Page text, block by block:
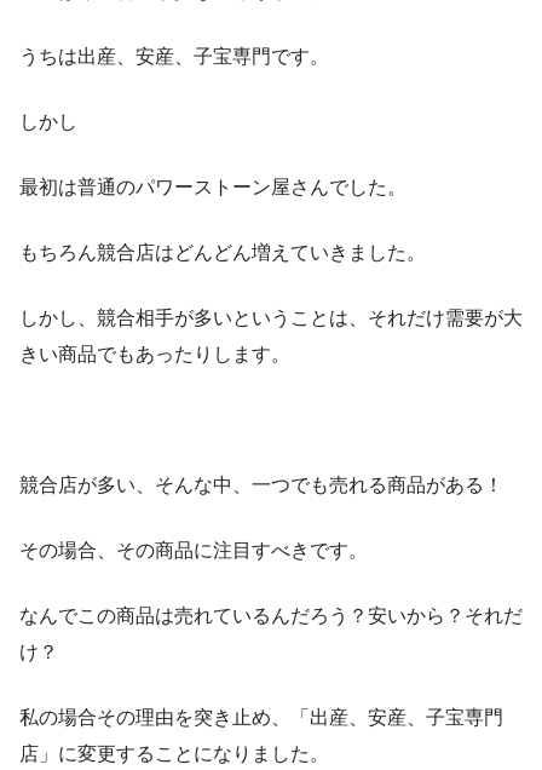
うちは出産、安産、子宝専門です。
しかし
最初は普通のパワーストーン屋さんでした。
もちろん競合店はどんどん増えていきました。
しかし、競合相手が多いということは、それだけ需要が大
きい商品でもあったりします。
競合店が多い、そんな中、一つでも売れる商品がある！
その場合、その商品に注目すべきです。
なんでこの商品は売れているんだろう？安いから？それだ
け？
私の場合その理由を突き止め、「出産、安産、子宝専門
店」に変更することになりました。